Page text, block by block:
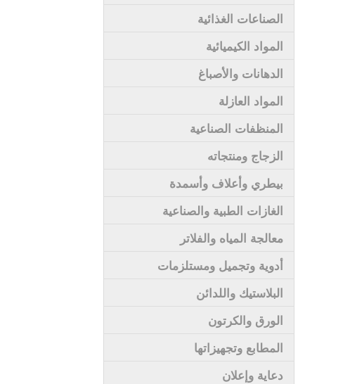
الصناعات الغذائية
المواد الكيميائية
الدهانات والأصباغ
المواد العازلة
المنظفات الصناعية
الزجاج ومنتجاته
بيطري وأعلاف وأسمدة
الغازات الطبية والصناعية
معالجة المياه والفلاتر
أدوية وتجميل ومستلزمات
البلاستيك واللدائن
الورق والكرتون
المطابع وتجهيزاتها
دعاية وإعلان